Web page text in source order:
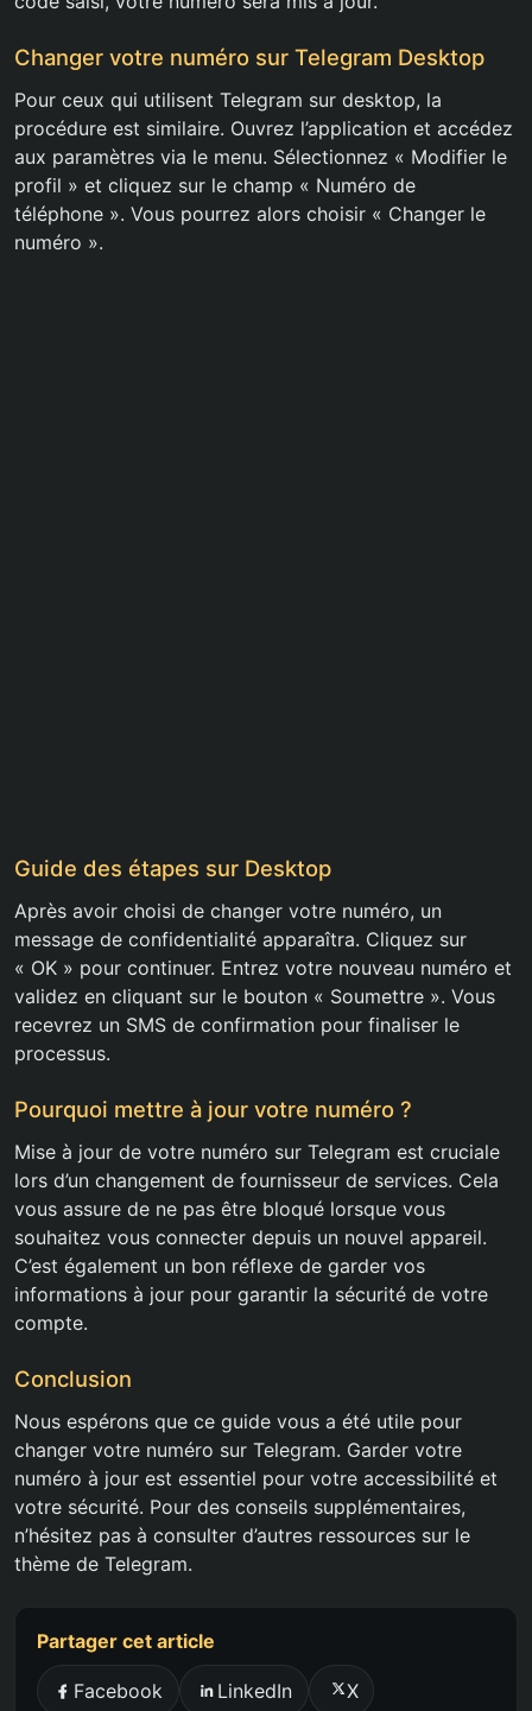
Changer votre numéro sur Telegram Desktop
Pour ceux qui utilisent Telegram sur desktop, la
procédure est similaire. Ouvrez l’application et accédez
aux paramètres via le menu. Sélectionnez « Modifier le
profil » et cliquez sur le champ « Numéro de
téléphone ». Vous pourrez alors choisir « Changer le
numéro ».
Guide des étapes sur Desktop
Après avoir choisi de changer votre numéro, un
message de confidentialité apparaîtra. Cliquez sur
« OK » pour continuer. Entrez votre nouveau numéro et
validez en cliquant sur le bouton « Soumettre ». Vous
recevrez un SMS de confirmation pour finaliser le
processus.
Pourquoi mettre à jour votre numéro ?
Mise à jour de votre numéro sur Telegram est cruciale
lors d’un changement de fournisseur de services. Cela
vous assure de ne pas être bloqué lorsque vous
souhaitez vous connecter depuis un nouvel appareil.
C’est également un bon réflexe de garder vos
informations à jour pour garantir la sécurité de votre
compte.
Conclusion
Nous espérons que ce guide vous a été utile pour
changer votre numéro sur Telegram. Garder votre
numéro à jour est essentiel pour votre accessibilité et
votre sécurité. Pour des conseils supplémentaires,
n’hésitez pas à consulter d’autres ressources sur le
thème de Telegram.
Partager cet article
Facebook LinkedIn X